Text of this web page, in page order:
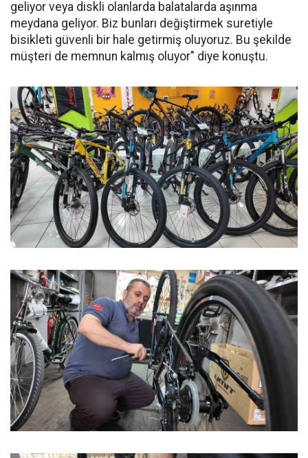
geliyor veya diskli olanlarda balatalarda aşınma
meydana geliyor. Biz bunları değiştirmek suretiyle
bisikleti güvenli bir hale getirmiş oluyoruz. Bu şekilde
müşteri de memnun kalmış oluyor" diye konuştu.